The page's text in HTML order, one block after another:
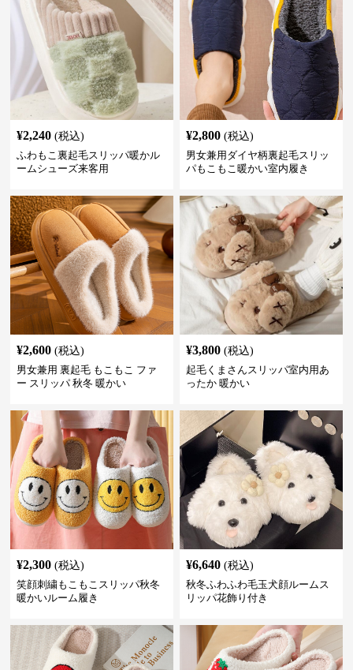
¥2,240 (税込)
ふわもこ裏起毛スリッパ暖かル
ームシューズ来客用
¥2,800 (税込)
男女兼用ダイヤ柄裏起毛スリッ
パもこもこ暖かい室内履き
¥2,600 (税込)
男女兼用 裏起毛 もこもこ ファ
ー スリッパ 秋冬 暖かい
¥3,800 (税込)
起毛くまさんスリッパ室内用あ
ったか 暖かい
¥2,300 (税込)
笑顔刺繍もこもこスリッパ秋冬
暖かいルーム履き
¥6,640 (税込)
秋冬ふわふわ毛玉犬顔ルームス
リッパ花飾り付き